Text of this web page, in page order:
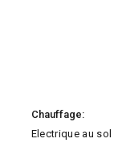
Chauffage:
Electrique au sol